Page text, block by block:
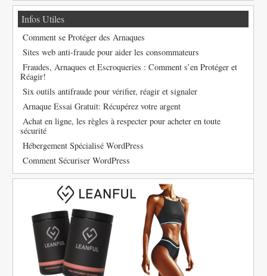
Infos Utiles
Comment se Protéger des Arnaques
Sites web anti-fraude pour aider les consommateurs
Fraudes, Arnaques et Escroqueries : Comment s’en Protéger et
Réagir!
Six outils antifraude pour vérifier, réagir et signaler
Arnaque Essai Gratuit: Récupérez votre argent
Achat en ligne, les règles à respecter pour acheter en toute
sécurité
Hébergement Spécialisé WordPress
Comment Sécuriser WordPress